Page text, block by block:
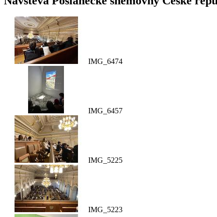
IMG_6474
IMG_6457
IMG_5225
IMG_5223